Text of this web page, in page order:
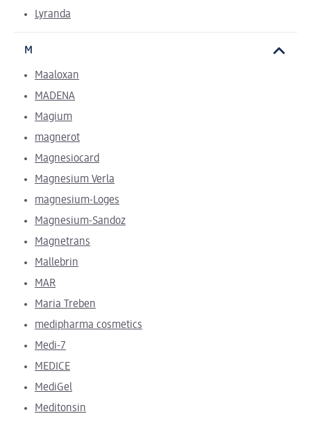
Lyranda
M
Maaloxan
MADENA
Magium
magnerot
Magnesiocard
Magnesium Verla
magnesium-Loges
Magnesium-Sandoz
Magnetrans
Mallebrin
MAR
Maria Treben
medipharma cosmetics
Medi-7
MEDICE
MediGel
Meditonsin